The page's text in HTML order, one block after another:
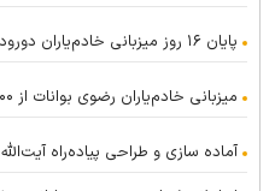
پایان ۱۶ روز میزبانی خادم‌یاران دورود از زائران اربعین حسینی
میزبانی خادم‌یاران رضوی بوانات از ۱۵۰۰ عزادار آیین جاماندگان اربعین
آماده سازی و طراحی پیاده‌راه